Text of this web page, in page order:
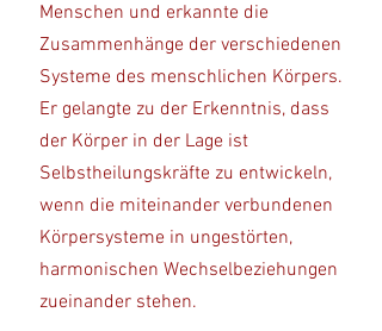
Menschen und erkannte die
Zusammenhänge der verschiedenen
Systeme des menschlichen Körpers.
Er gelangte zu der Erkenntnis, dass
der Körper in der Lage ist
Selbstheilungskräfte zu entwickeln,
wenn die miteinander verbundenen
Körpersysteme in ungestörten,
harmonischen Wechselbeziehungen
zueinander stehen.